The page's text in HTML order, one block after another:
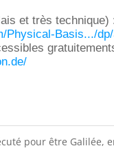
et très technique)
Physical-Basis.../
pour être Galilée,